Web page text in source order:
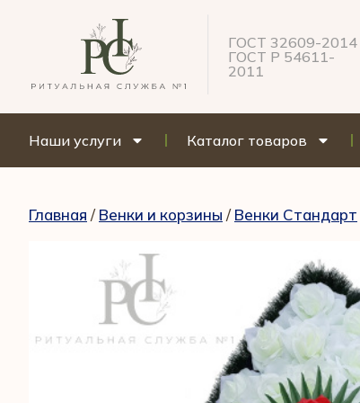
ГОСТ 32609-2014
ГОСТ Р 54611-
2011
Наши услуги Каталог товаров
Главная /Венки и корзины /Венки Стандарт